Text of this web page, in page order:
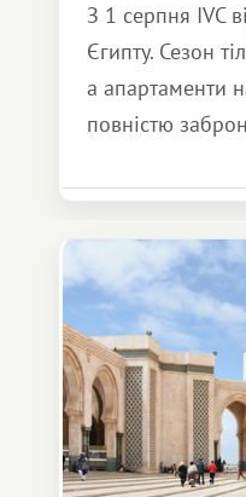
З 1 серпня IVC
Єгипту. Сезон
а апартаменти
повністю